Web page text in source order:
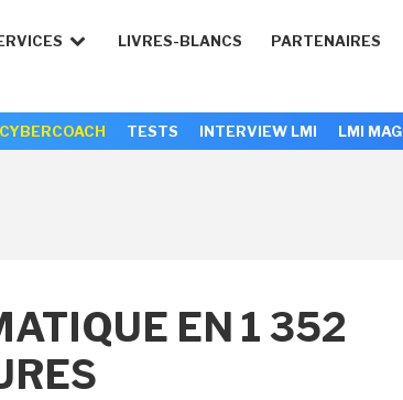
LIVRES-BLANCS PARTENAIRES
CYBERCOACH TESTS INTERVIEW LMI LMI MAG
EN 1 352